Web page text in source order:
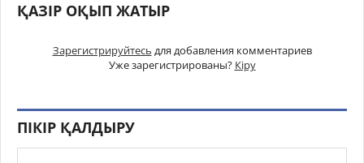
ҚАЗІР ОҚЫП ЖАТЫР
Зарегистрируйтесь для добавления комментариев
Уже зарегистрированы? Кіру
ПІКІР ҚАЛДЫРУ